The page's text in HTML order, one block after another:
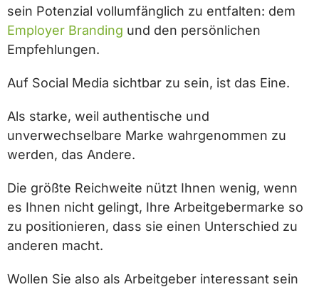
sein Potenzial vollumfänglich zu entfalten: dem
Employer Branding und den persönlichen
Empfehlungen.
Auf Social Media sichtbar zu sein, ist das Eine.
Als starke, weil authentische und
unverwechselbare Marke wahrgenommen zu
werden, das Andere.
Die größte Reichweite nützt Ihnen wenig, wenn
es Ihnen nicht gelingt, Ihre Arbeitgebermarke so
zu positionieren, dass sie einen Unterschied zu
anderen macht.
Wollen Sie also als Arbeitgeber interessant sein